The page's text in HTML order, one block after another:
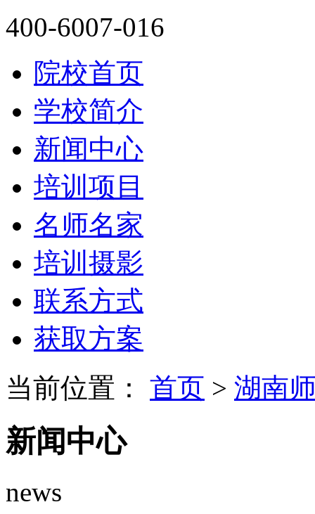
400-6007-016
院校首页
学校简介
新闻中心
培训项目
名师名家
培训摄影
联系方式
获取方案
当前位置： 首页 > 湖南
新闻中心
news